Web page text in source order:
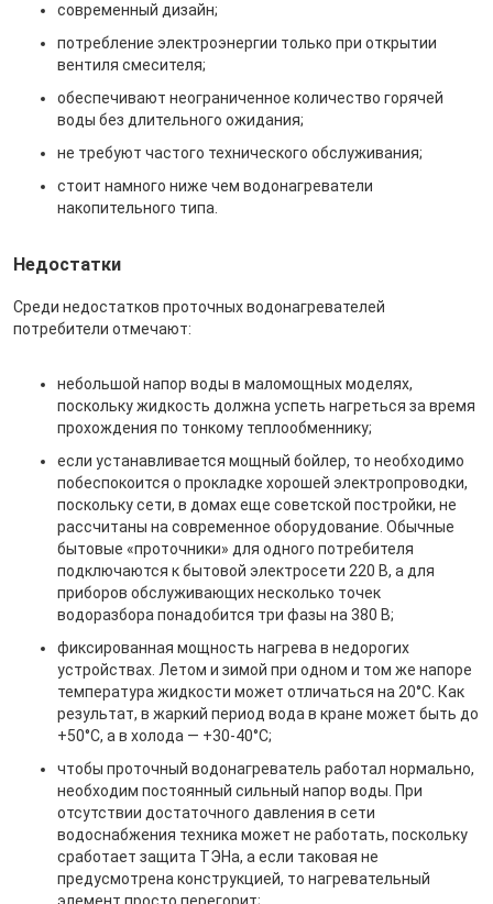
современный дизайн;
потребление электроэнергии только при открытии
вентиля смесителя;
обеспечивают неограниченное количество горячей
воды без длительного ожидания;
не требуют частого технического обслуживания;
стоит намного ниже чем водонагреватели
накопительного типа.
Недостатки
Среди недостатков проточных водонагревателей
потребители отмечают:
небольшой напор воды в маломощных моделях,
поскольку жидкость должна успеть нагреться за время
прохождения по тонкому теплообменнику;
если устанавливается мощный бойлер, то необходимо
побеспокоится о прокладке хорошей электропроводки,
поскольку сети, в домах еще советской постройки, не
рассчитаны на современное оборудование. Обычные
бытовые «проточники» для одного потребителя
подключаются к бытовой электросети 220 В, а для
приборов обслуживающих несколько точек
водоразбора понадобится три фазы на 380 В;
фиксированная мощность нагрева в недорогих
устройствах. Летом и зимой при одном и том же напоре
температура жидкости может отличаться на 20°C. Как
результат, в жаркий период вода в кране может быть до
+50°C, а в холода — +30-40°C;
чтобы проточный водонагреватель работал нормально,
необходим постоянный сильный напор воды. При
отсутствии достаточного давления в сети
водоснабжения техника может не работать, поскольку
сработает защита ТЭНа, а если таковая не
предусмотрена конструкцией, то нагревательный
элемент просто перегорит;